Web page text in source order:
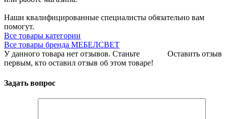
Наши квалифицированные специалисты обязательно вам
помогут.
Все товары категории
Все товары бренда МЕБЕЛСВЕТ
Оставить отзыв
У данного товара нет отзывов. Станьте
первым, кто оставил отзыв об этом товаре!
Задать вопрос